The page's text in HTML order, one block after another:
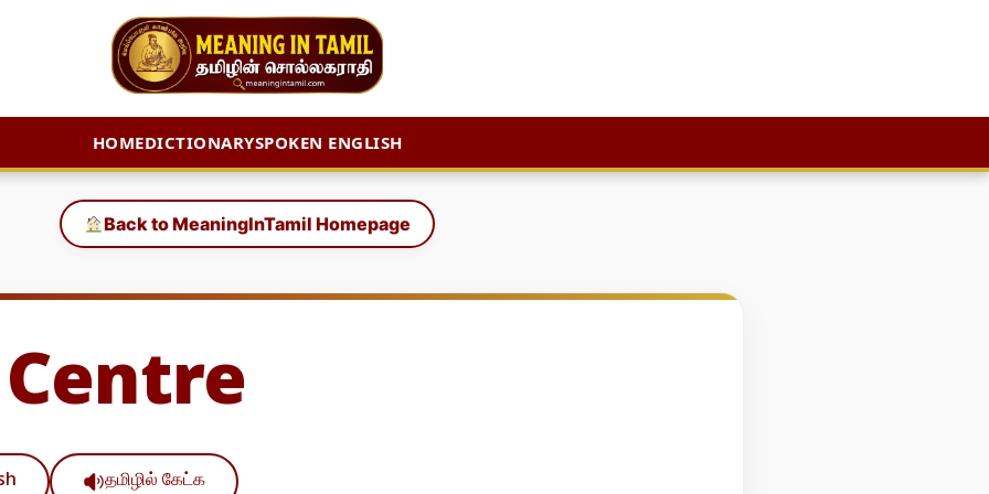
HOMEDICTIONARYSPOKEN ENGLISH
Back to MeaningInTamil Homepage
தமிழில் கேட்க